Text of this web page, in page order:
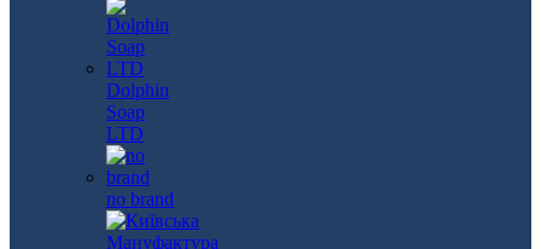
Dolphin
Soap
LTD
no brand